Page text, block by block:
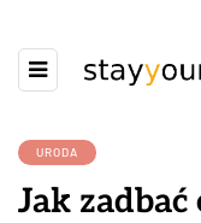
URODA
Jak